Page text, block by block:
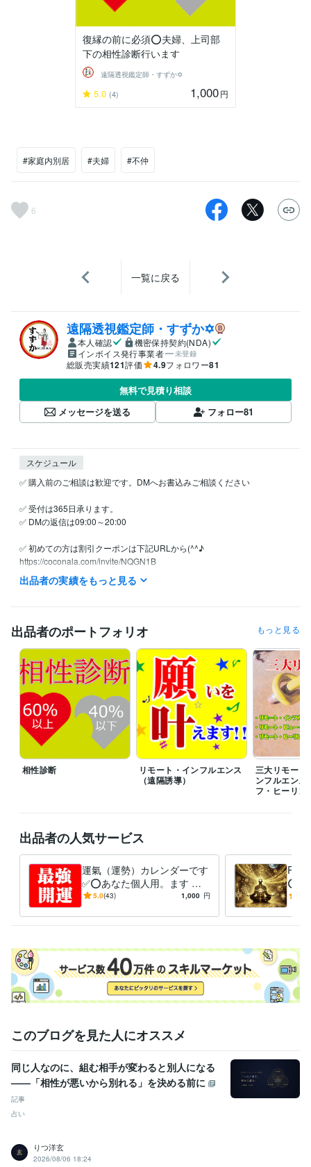
復縁の前に必須⭕夫婦、上司部
下の相性診断行います
遠隔透視鑑定師・すずか✡
5.0 (4) 1,000円
#家庭内別居 #夫婦 #不仲
6
一覧に戻る
遠隔透視鑑定師・すずか✡
本人確認
機密保持契約(NDA)
インボイス発行事業者
未登録
総販売実績121評価 4.9フォロワー81
無料で見積り相談
メッセージを送る
フォロー81
スケジュール
✅ 購入前のご相談は歓迎です。DMへお書込みご相談ください
✅ 受付は365日承ります。
✅ DMの返信は09:00～20:00
✅ 初めての方は割引クーポンは下記URLから(^^♪
https://coconala.com/invite/NQGN1B
ご注文には順番にお返事差し上げております。
✅ 高評価はすごくすごく嬉しく大喜びします(^^♪
経験職種
コンサルタント / 組織・人事コンサルタント 経験年数 : 7年
得意分野
占い 算命学・統計学・ユング心理学Loop理論
算命学 復縁 鬱 弱メンタル 占い 恋愛 相性 ふくえん
悩み相談・カウンセリング リモート・インフルエンス（遠隔誘導）
パラレルワールド 引寄せ リモート・インフルエ 遠隔誘導
復縁
ふくえん
婚活
出品者の実績をもっと見る
出品者のポートフォリオ もっと見る
相性診断
リモート・インフルエンス
（遠隔誘導）
三大リモート
ンフルエンス
フ・ヒーリン
出品者の人気サービス
運氣（運勢）カレンダーです
✅⭕あなた個人用。ます ❤️
大事な事は良き日を！悪い日
う✅
5.0(43) 1,000 円
RV
⭕サ
強力
授
このブログを見た人にオススメ
同じ人なのに、組む相手が変わると別人になる
——「相性が悪いから別れる」を決める前に
記事
占い
りつ洋玄
2026/08/06 18:24